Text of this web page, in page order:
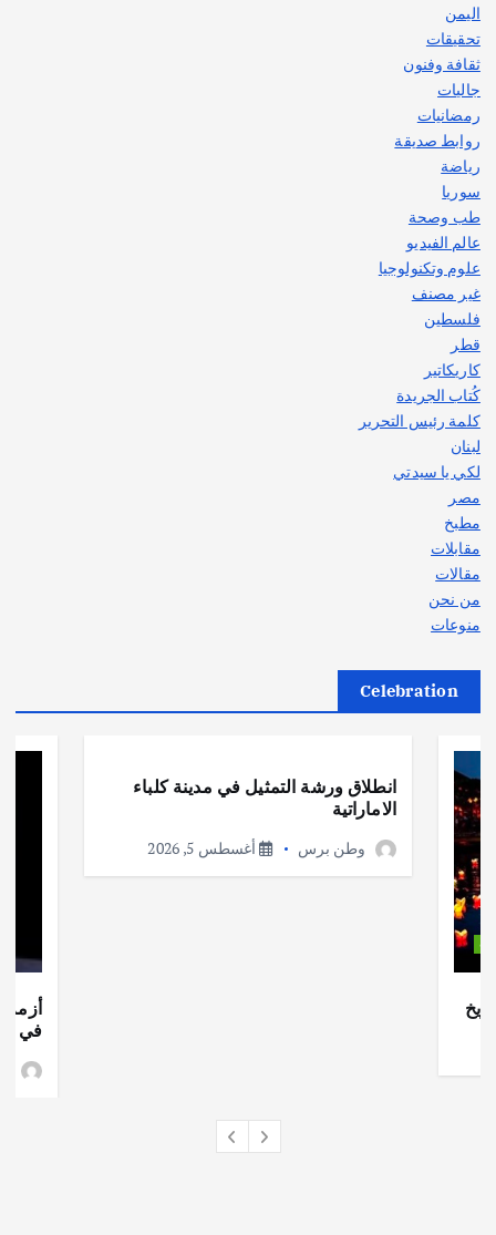
اليمن
تحقيقات
ثقافة وفنون
جاليات
رمضانيات
روابط صديقة
رياضة
سوريا
طب وصحة
عالم الفيديو
علوم وتكنولوجيا
غير مصنف
فلسطين
قطر
كاريكاتير
كُتاب الجريدة
كلمة رئيس التحرير
لبنان
لكي يا سيدتي
مصر
مطبخ
مقابلات
مقالات
من نحن
منوعات
Celebration
انطلاق ورشة التمثيل في مدينة كلباء
الاماراتية
وطن برس أغسطس 5, 2026
أزمة
في